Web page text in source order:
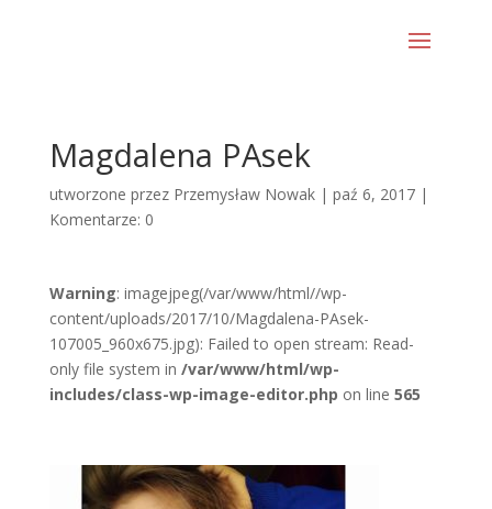
Magdalena PAsek
utworzone przez Przemysław Nowak| paź 6, 2017|
Komentarze: 0
Warning: imagejpeg(/var/www/html//wp-
content/uploads/2017/10/Magdalena-PAsek-
107005_960x675.jpg): Failed to open stream: Read-
only file system in /var/www/html/wp-
includes/class-wp-image-editor.php on line 565